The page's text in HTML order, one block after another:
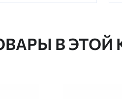
В ЭТОЙ